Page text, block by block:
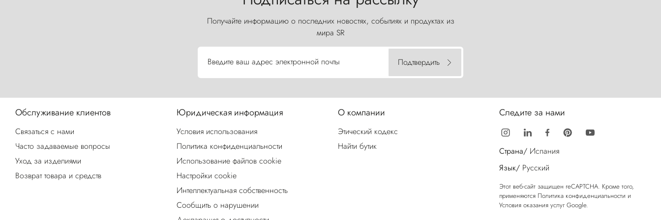
Получайте информацию о последних новостях, событиях и продуктах из
мира SR
Введите ваш адрес электронной почты Подтвердить
Обслуживание клиентов
Связаться с нами
Часто задаваемые вопросы
Уход за изделиями
Возврат товара и средств
Юридическая информация
Условия использования
Политика конфиденциальности
Использование файлов cookie
Настройки cookie
Интеллектуальная собственность
Сообщить о нарушении
О компании
Этический кодекс
Найти бутик
Следите за нами
Страна/ Испания
Язык/ Русский
Этот веб-сайт защищен reCAPTCHA. Кроме того,
применяются Политика конфиденциальности и
Условия оказания услуг Google.